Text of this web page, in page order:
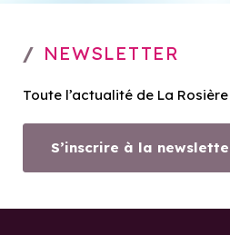
NEWSLETTER
Toute l’actualité de La
S’inscrire à la